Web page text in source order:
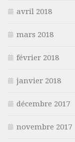
avril 2018
mars 2018
février 2018
janvier 2018
décembre 2017
novembre 2017